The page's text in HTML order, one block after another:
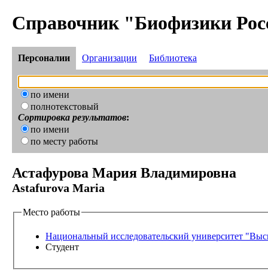
Справочник "Биофизики
Персоналии Организации Библиотека
по имени
полнотекстовый
Сортировка результатов:
по имени
по месту работы
Астафурова Мария Владимировна
Astafurova Maria
Место работы
Национальный исследовательский университет
Студент